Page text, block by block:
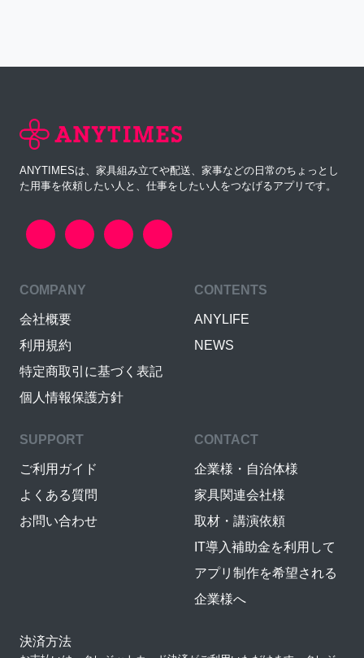
ANYTIMESは、家具組み立てや配送、家事などの日常のちょっとし
た用事を依頼したい人と、仕事をしたい人をつなげるアプリです。
COMPANY
会社概要
利用規約
特定商取引に基づく表記
個人情報保護方針
CONTENTS
ANYLIFE
NEWS
SUPPORT
ご利用ガイド
よくある質問
お問い合わせ
CONTACT
企業様・自治体様
家具関連会社様
取材・講演依頼
IT導入補助金を利用して
アプリ制作を希望される
企業様へ
決済方法